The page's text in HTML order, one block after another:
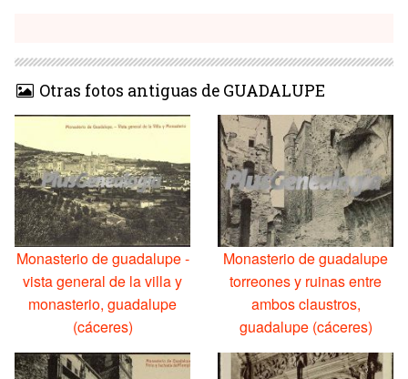
Otras fotos antiguas de GUADALUPE
Monasterio de guadalupe -
vista general de la villa y
monasterio, guadalupe
(cáceres)
Monasterio de guadalupe
torreones y ruinas entre
ambos claustros,
guadalupe (cáceres)